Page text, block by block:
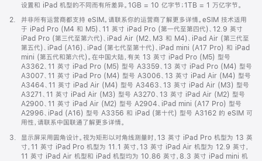
设置和 iPad 机型的不同而有所差异。1GB = 10 亿字节；1TB = 1 万亿字节。
脚
2.
并非所有运营商都支持 eSIM。请联系你的运营商了解更多详情。eSIM 技术适用
于 iPad Pro (M4 和 M5)、11 英寸 iPad Pro (第一代至第四代)、12.9 英寸
iPad Pro (第三代至第六代)、iPad Air (M2、M3 和 M4)、iPad Air (第三代至
第五代)、iPad (A16)、iPad (第七代至第十代)、iPad mini (A17 Pro) 和 iPad
mini (第五代和第六代)。在中国大陆，有关 13 英寸 iPad Pro (M5) 型号
A3362、11 英寸 iPad Pro (M5) 型号 A3359、13 英寸 iPad Pro (M4) 型号
A3007、11 英寸 iPad Pro (M4) 型号 A3006、13 英寸 iPad Air (M4) 型号
A3464、11 英寸 iPad Air (M4) 型号 A3463、13 英寸 iPad Air (M3) 型号
A3271、11 英寸 iPad Air (M3) 型号 A3270、13 英寸 iPad Air (M2) 型号
A2900、11 英寸 iPad Air (M2) 型号 A2904、iPad mini (A17 Pro) 型号
A2996、iPad (A16) 型号 A3356 和 iPad (第十代) 型号 A3162 的 eSIM 可
用性，请联系中国联通了解更多详情。
脚
3.
显示屏采用圆角设计。视为矩形以对角线测量时，13 英寸 iPad Pro 机型为 13 英
寸，11 英寸 iPad Pro 机型为 11.1 英寸，13 英寸 iPad Air 机型为 12.9 英寸，
11 英寸 iPad Air 机型和 iPad 机型均为 10.86 英寸，8.3 英寸 iPad mini 机